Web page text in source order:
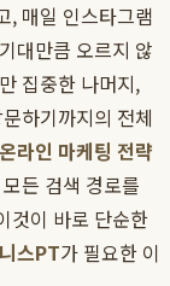
, 매일 인스타그램
대만큼 오르지 않
집중한 나머지,
하기까지의 전체
온라인 마케팅 전략
든 검색 경로를
것이 바로 단순한
스PT가 필요한 이